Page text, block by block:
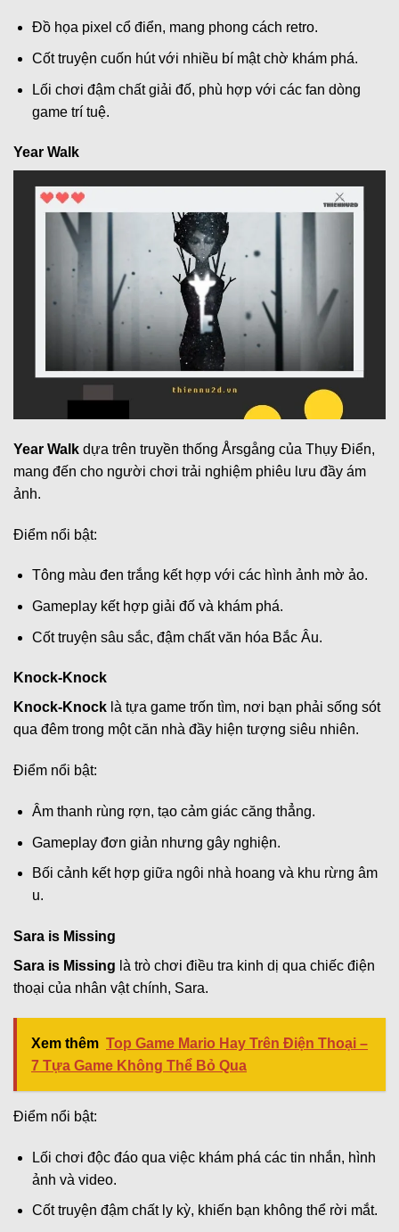
Đồ họa pixel cổ điển, mang phong cách retro.
Cốt truyện cuốn hút với nhiều bí mật chờ khám phá.
Lối chơi đậm chất giải đố, phù hợp với các fan dòng
game trí tuệ.
Year Walk
Year Walk dựa trên truyền thống Årsgång của Thụy Điển,
mang đến cho người chơi trải nghiệm phiêu lưu đầy ám
ảnh.
Điểm nổi bật:
Tông màu đen trắng kết hợp với các hình ảnh mờ ảo.
Gameplay kết hợp giải đố và khám phá.
Cốt truyện sâu sắc, đậm chất văn hóa Bắc Âu.
Knock-Knock
Knock-Knock là tựa game trốn tìm, nơi bạn phải sống sót
qua đêm trong một căn nhà đầy hiện tượng siêu nhiên.
Điểm nổi bật:
Âm thanh rùng rợn, tạo cảm giác căng thẳng.
Gameplay đơn giản nhưng gây nghiện.
Bối cảnh kết hợp giữa ngôi nhà hoang và khu rừng âm
u.
Sara is Missing
Sara is Missing là trò chơi điều tra kinh dị qua chiếc điện
thoại của nhân vật chính, Sara.
Xem thêm Top Game Mario Hay Trên Điện Thoại –
7 Tựa Game Không Thể Bỏ Qua
Điểm nổi bật:
Lối chơi độc đáo qua việc khám phá các tin nhắn, hình
ảnh và video.
Cốt truyện đậm chất ly kỳ, khiến bạn không thể rời mắt.